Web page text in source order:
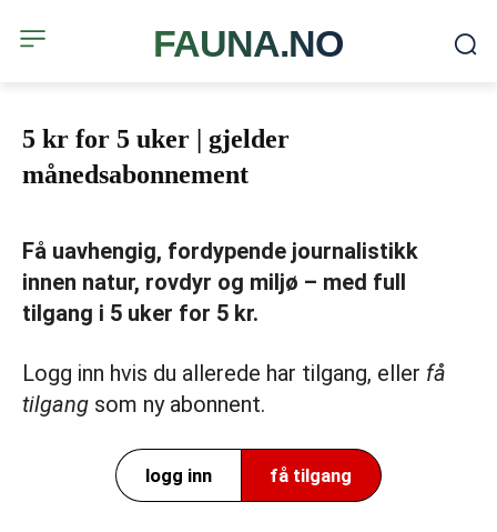
FAUNA.NO
5 kr for 5 uker | gjelder
månedsabonnement
Få uavhengig, fordypende journalistikk
innen natur, rovdyr og miljø – med full
tilgang i 5 uker for 5 kr.
Logg inn hvis du allerede har tilgang, eller få
tilgang som ny abonnent.
logg inn få tilgang